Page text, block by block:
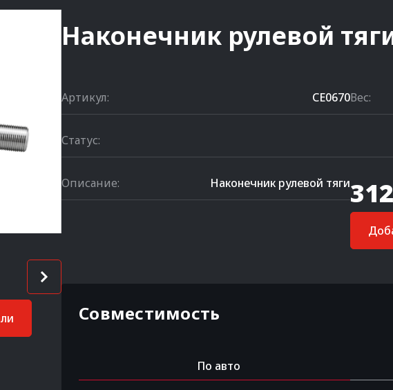
Наконечник рулевой
Артикул: CE0670Вес:
Статус:
Описание: Наконечник рулевой тяги
Совместимость
По авто